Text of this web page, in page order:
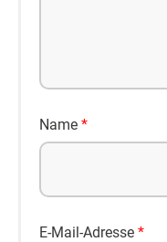
Name *
E-Mail-Adresse *